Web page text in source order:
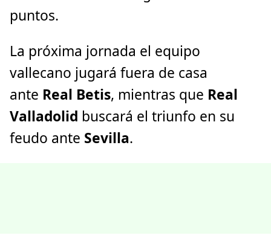
puntos.
La próxima jornada el equipo
vallecano jugará fuera de casa
ante Real Betis, mientras que Real
Valladolid buscará el triunfo en su
feudo ante Sevilla.